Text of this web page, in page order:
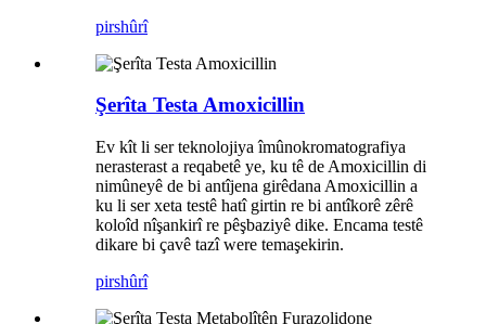
pirshûrî
Şerîta Testa Amoxicillin
Ev kît li ser teknolojiya îmûnokromatografiya
nerasterast a reqabetê ye, ku tê de Amoxicillin di
nimûneyê de bi antîjena girêdana Amoxicillin a
ku li ser xeta testê hatî girtin re bi antîkorê zêrê
koloîd nîşankirî re pêşbaziyê dike. Encama testê
dikare bi çavê tazî were temaşekirin.
pirshûrî